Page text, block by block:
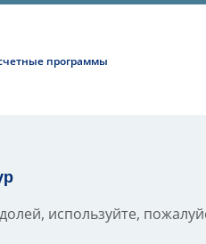
программы
используйте,